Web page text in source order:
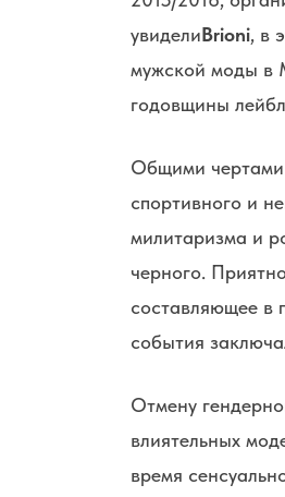
увиделиBrioni, в
мужской моды в
годовщины
Общими чертами
спортивного и
милитаризма и
черного.
составляющее в
события
Отмену
влиятельных
время